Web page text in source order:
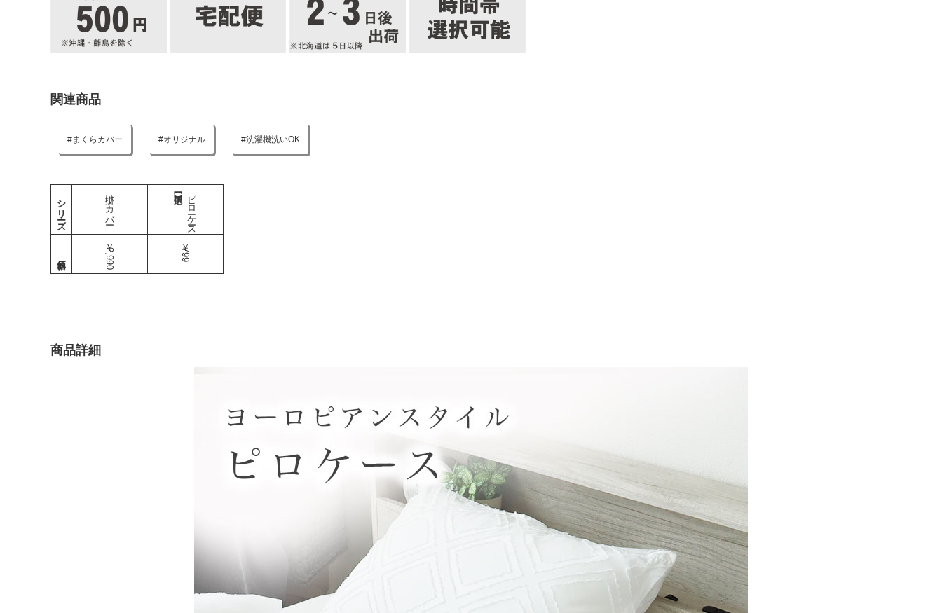
関連商品
まくらカバー オリジナル 洗濯機洗いOK
シリーズ
掛けカバー
￥2,990
ピローケース
￥799
商品詳細